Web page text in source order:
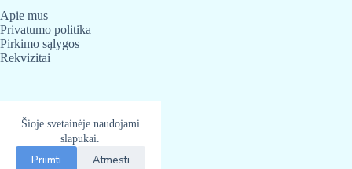
Šioje svetainėje naudojami
slapukai.
Priimti Atmesti
Apie mus
Privatumo politika
Pirkimo sąlygos
Rekvizitai
Kontaktai
Telefonas:
+370 683 25 820